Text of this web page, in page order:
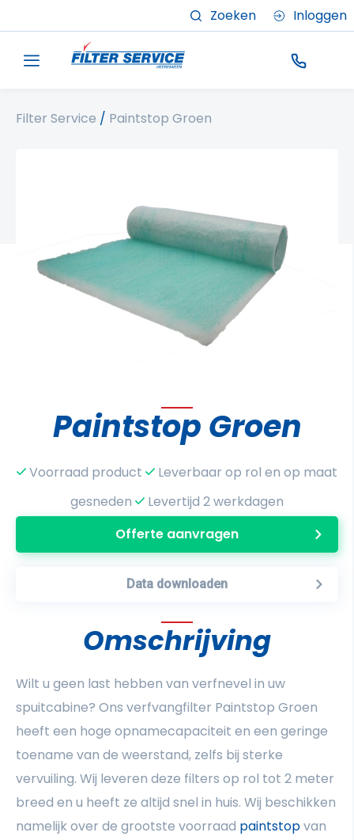
Zoeken Inloggen
Filter Service / Paintstop Groen
Paintstop Groen
Voorraad product
Leverbaar op rol en op maat
gesneden
Levertijd 2 werkdagen
Offerte aanvragen
Data downloaden
Omschrijving
Wilt u geen last hebben van verfnevel in uw
spuitcabine? Ons verfvangfilter Paintstop Groen
heeft een hoge opnamecapaciteit en een geringe
toename van de weerstand, zelfs bij sterke
vervuiling. Wij leveren deze filters op rol tot 2 meter
breed en u heeft ze altijd snel in huis. Wij beschikken
namelijk over de grootste voorraad paintstopvan